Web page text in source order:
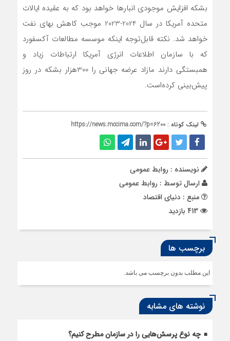
بشکه افزایش موجودی انبارها خواهد بود که به عقیده ایالات
متحده آمریکا در سال 2024-2023 موجب کاهش بهای نفت
خواهد شد. نکته قابل‌‌‌‌‌توجه اینکه موسسه مطالعات آکسفورد
که با سازمان اطلاعات انرژی آمریکا ارتباطات زیاد و
همبستگی دارند مازاد عرضه جهانی را 300هزار بشکه در روز
پیش‌بینی کرده‌است.
لینک کوتاه : https://news.mccima.com/?p=6200
نویسنده : روابط عمومی
ارسال توسط : روابط عمومی
منبع : دنیای اقتصاد
برچسب ها
این مطلب بدون برچسب می باشد.
نوشته های مشابه
چه نوع پرسش‌هایی را در سازمان مطرح کنیم؟